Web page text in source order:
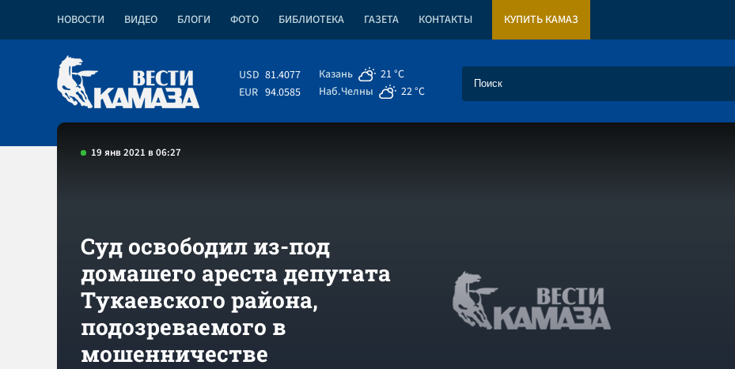
НОВОСТИ ВИДЕО БЛОГИ ФОТО БИБЛИОТЕКА ГАЗЕТА КОНТАКТЫ КУПИТЬ КАМАЗ
USD 81.4077
EUR 94.0585
Казань
21 °C
Наб.Челны
22 °C
19 янв 2021 в 06:27
Суд освободил из-под
домашего ареста депутата
Тукаевского района,
подозреваемого в
мошенничестве